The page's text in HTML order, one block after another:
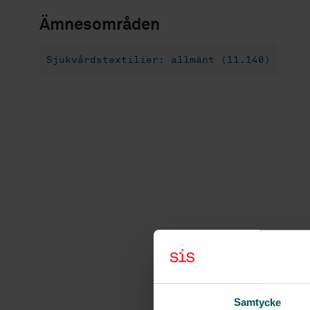
Samtycke
Ämnesområden
Sjukvårdstextilier: allmänt (11.140)